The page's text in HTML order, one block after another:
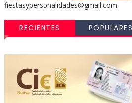
fiestasypersonalidades@gmail.com
RECIENTES POPULARES